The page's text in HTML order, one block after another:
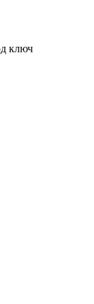
ключ